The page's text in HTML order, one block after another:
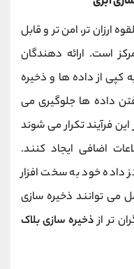
ارزان تر، امن تر و قابل
است. ارائه دهندگان
کپی از داده ها و ذخیره
داده ها جلوگیری می
فرآیند تکرار می شوند
اضافی ایجاد کنند.
داده خود به سخت افزار
می توانند ذخیره سازی
تر ازذخیره سازی بلاک